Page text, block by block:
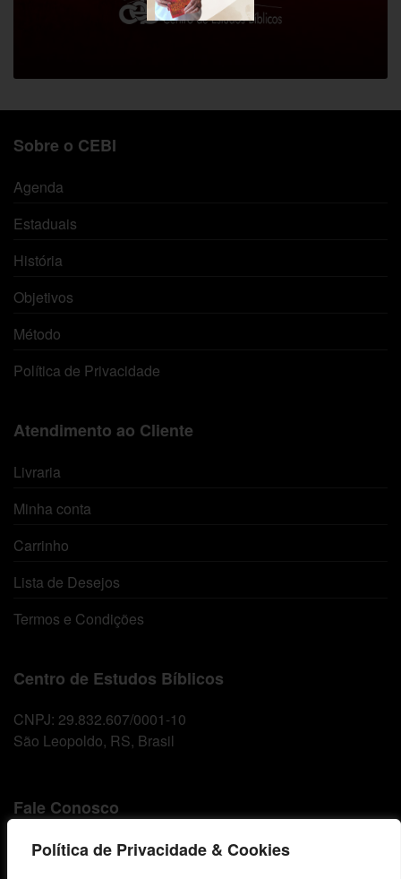
Política de Privacidade & Cookies
Sobre o CEBI
Agenda
Estaduais
História
Objetivos
Método
Política de Privacidade
Atendimento ao Cliente
Livraria
Minha conta
Carrinho
Lista de Desejos
Termos e Condições
Centro de Estudos Bíblicos
CNPJ: 29.832.607/0001-10
São Leopoldo, RS, Brasil
Fale Conosco
E-mails